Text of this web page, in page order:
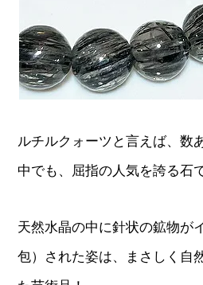
ルチルクォーツと言えば、数
中でも、屈指の人気を誇る石
天然水晶の中に針状の鉱物が
包）された姿は、まさしく自